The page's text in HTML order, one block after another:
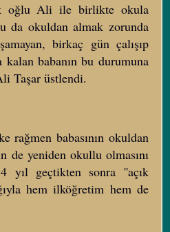
oğlu Ali ile birlikte okula
da okuldan almak zorunda
birkaç gün çalışıp
babanın bu durumuna
Taşar üstlendi.
rağmen babasının okuldan
de yeniden okullu olmasını
yıl geçtikten sonra ''açık
hem ilköğretim hem de